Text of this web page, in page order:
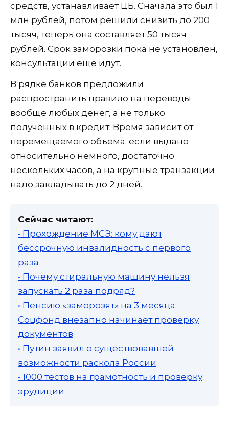
средств, устанавливает ЦБ. Сначала это был 1
млн рублей, потом решили снизить до 200
тысяч, теперь она составляет 50 тысяч
рублей. Срок заморозки пока не установлен,
консультации еще идут.
В рядке банков предложили
распространить правило на переводы
вообще любых денег, а не только
полученных в кредит. Время зависит от
перемещаемого объема: если выдано
относительно немного, достаточно
нескольких часов, а на крупные транзакции
надо закладывать до 2 дней.
Сейчас читают:
• Прохождение МСЭ: кому дают
бессрочную инвалидность с первого
раза
• Почему стиральную машину нельзя
запускать 2 раза подряд?
• Пенсию «заморозят» на 3 месяца:
Соцфонд внезапно начинает проверку
документов
• Путин заявил о существовавшей
возможности раскола России
• 1000 тестов на грамотность и проверку
эрудиции